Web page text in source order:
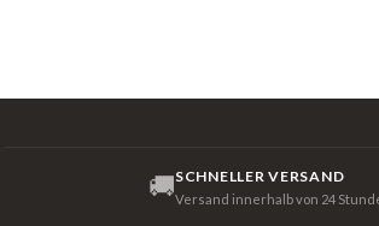
🚚SCHNELLER VERSAND
Versand innerhalb von 24